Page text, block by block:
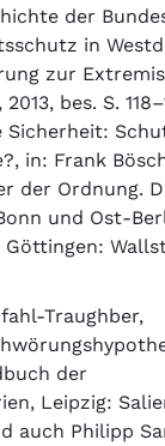
der
in
zur
bes. S.
Sicherheit:
in: Frank
der Ordnung.
und Ost-
Traughber,
der
Leipzig:
auch Philipp